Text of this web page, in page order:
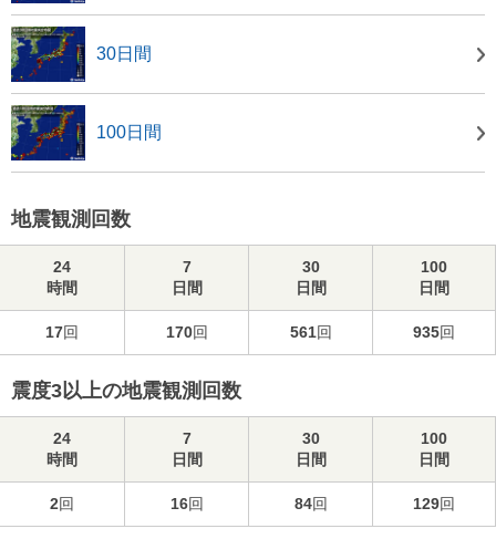
30日間
100日間
地震観測回数
24
時間
7
日間
30
日間
100
日間
17回 170回 561回 935回
震度3以上の地震観測回数
24
時間
7
日間
30
日間
100
日間
2回 16回 84回 129回